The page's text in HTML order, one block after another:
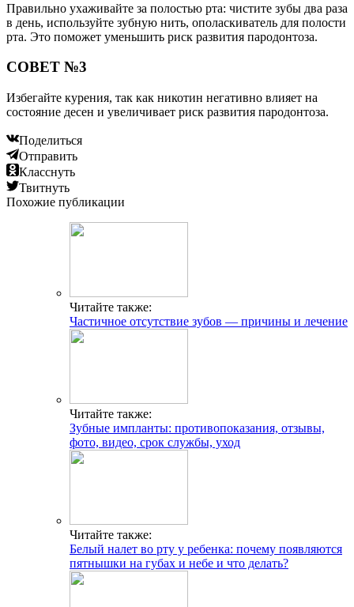
Правильно ухаживайте за полостью рта: чистите зубы два раза
в день, используйте зубную нить, ополаскиватель для полости
рта. Это поможет уменьшить риск развития пародонтоза.
СОВЕТ №3
Избегайте курения, так как никотин негативно влияет на
состояние десен и увеличивает риск развития пародонтоза.
Поделиться
Отправить
Класснуть
Твитнуть
Похожие публикации
Читайте также:
Частичное отсутствие зубов — причины и лечение
Читайте также:
Зубные импланты: противопоказания, отзывы,
фото, видео, срок службы, уход
Читайте также:
Белый налет во рту у ребенка: почему появляются
пятнышки на губах и небе и что делать?